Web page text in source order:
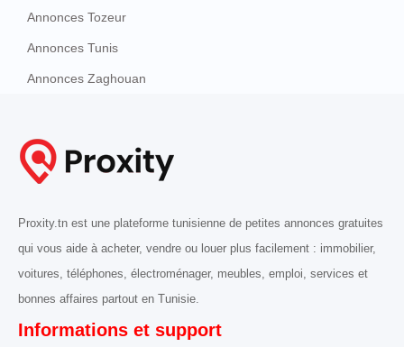
Annonces Tozeur
Annonces Tunis
Annonces Zaghouan
Proxity.tn est une plateforme tunisienne de petites annonces gratuites
qui vous aide à acheter, vendre ou louer plus facilement : immobilier,
voitures, téléphones, électroménager, meubles, emploi, services et
bonnes affaires partout en Tunisie.
Informations et support